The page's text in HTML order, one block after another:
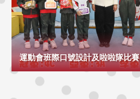
運動會班際口號設計及啦啦隊比賽